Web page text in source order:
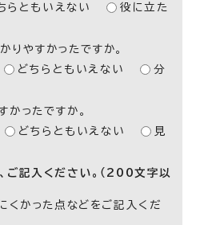
らともいえない
役に立た
りやすかったですか。
どちらともいえない
分
かったですか。
どちらともいえない
見
ご記入ください。（200文字以
くかった点などをご記入くだ